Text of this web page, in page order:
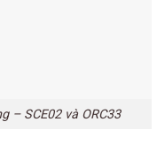
– SCE02 và ORC33